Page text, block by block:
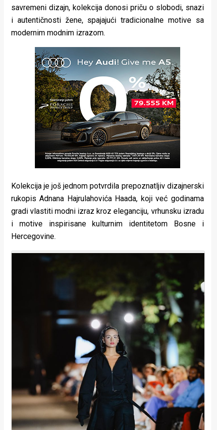
savremeni dizajn, kolekcija donosi priču o slobodi, snazi
i autentičnosti žene, spajajući tradicionalne motive sa
modernim modnim izrazom.
Kolekcija je još jednom potvrdila prepoznatljiv dizajnerski
rukopis Adnana Hajrulahovića Haada, koji već godinama
gradi vlastiti modni izraz kroz eleganciju, vrhunsku izradu
i motive inspirisane kulturnim identitetom Bosne i
Hercegovine.